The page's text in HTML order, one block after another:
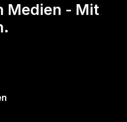
Medien - Mit